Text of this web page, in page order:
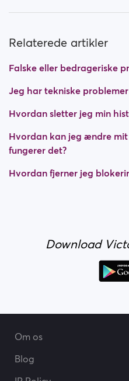
Falske eller bedrageriske
Hvilke medlemskaber er
Relaterede artikler
Falske eller bedrageriske
Jeg har tekniske
Hvordan sletter jeg min
Hvordan kan jeg ændre
fungerer det?
Hvordan fjerner jeg
Download
Om os
Blog